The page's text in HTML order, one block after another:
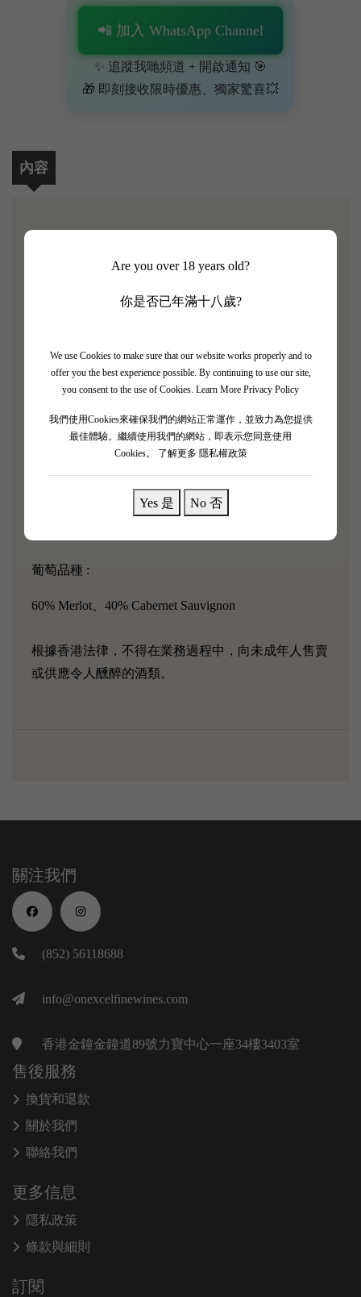
Are you over 18 years old?
你是否已年滿十八歲?
We use Cookies to make sure that our website works properly and to
offer you the best experience possible. By continuing to use our site,
you consent to the use of Cookies. Learn More Privacy Policy
我們使用Cookies來確保我們的網站正常運作，並致力為您提供
最佳體驗。繼續使用我們的網站，即表示您同意使用
Cookies。
了解更多 隱私權政策
Yes 是 No 否
📲 加入 WhatsApp Channel
✨ 追蹤我哋頻道 + 開啟通知 🎯
🎁 即刻接收限時優惠、獨家驚喜💥
內容
Cantenac 的 Chateau Prieure-Lichine 是少有的1855 年
大革命前是修道院的產業。當時Chateau Prieure-
Lichine 釀造的紅酒就叫 La Prieure， 法語是修道院的
意思。該酒款散發著香草、牛軋糖和櫻桃的香氣，夾
有木頭和皮革的氣息，酒體飽滿，餘味悠長。
Confidences de Prieure Lichine 2015聞起來略帶泥土
味，下面是成熟的夏季漿果。口感非常光滑，成熟的
夏季漿果和充滿活力的明亮酸度，使餘味不斷。最好
葡萄品種 :
60% Merlot、40% Cabernet Sauvignon
根據香港法律，不得在業務過程中，向未成年人售賣
或供應令人醺醉的酒類。
關注我們
(852) 56118688
info@onexcelfinewines.com
香港金鐘金鐘道89號力寶中心一座34樓3403室
售後服務
換貨和退款
關於我們
聯絡我們
更多信息
隱私政策
條款與細則
訂閱